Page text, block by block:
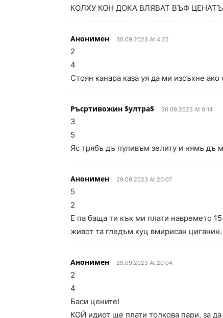
КОЛХУ КОН ДОКА ВЛЯВАТ ВЪФ
Анонимен 30.09.2023 At 4:22
2
4
Стоян канара каза уя да ми изсъхне
Ръсртивожин $ултра$ 30.09.2023 At 0:14
3
5
Яс трябъ дъ пуливъм зелиту и нямъ дъ
Анонимен 29.09.2023 At 20:07
5
2
Е па баща ти кък ми плати навремето
живот та гледъм куц вмирисан циганин.
Анонимен 29.09.2023 At 20:04
2
4
Баси цените!
КОЙ идиот ще плати толкова пари, за